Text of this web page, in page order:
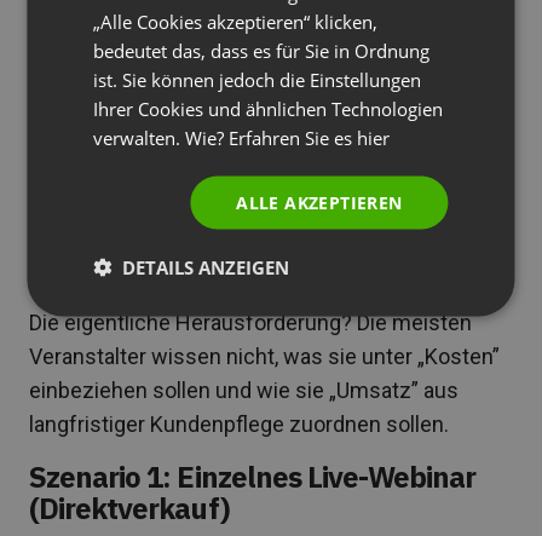
Wie man den ROI von
Webinaren tatsächlich
berechnet (mit Beispielen,
die Sie kopieren können)
Die Grundformel sieht einfach aus:ROI = (Umsatz
– Kosten) / Kosten × 100 %
Die eigentliche Herausforderung? Die meisten
Veranstalter wissen nicht, was sie unter „Kosten”
einbeziehen sollen und wie sie „Umsatz” aus
langfristiger Kundenpflege zuordnen sollen.
Szenario 1: Einzelnes Live-Webinar
(Direktverkauf)
ITALIAN
„Alle Cookies akzeptieren“ klicken,
bedeutet das, dass es für Sie in Ordnung
ist. Sie können jedoch die Einstellungen
Ihrer Cookies und ähnlichen Technologien
verwalten. Wie? Erfahren Sie es hier
ALLE AKZEPTIEREN
DETAILS ANZEIGEN